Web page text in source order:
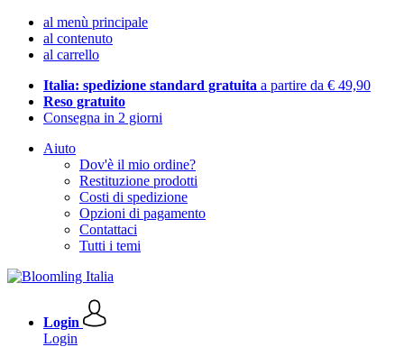
al menù principale
al contenuto
al carrello
Italia: spedizione standard gratuita a partire da € 49,90
Reso gratuito
Consegna in 2 giorni
Aiuto
Dov'è il mio ordine?
Restituzione prodotti
Costi di spedizione
Opzioni di pagamento
Contattaci
Tutti i temi
Login
Login